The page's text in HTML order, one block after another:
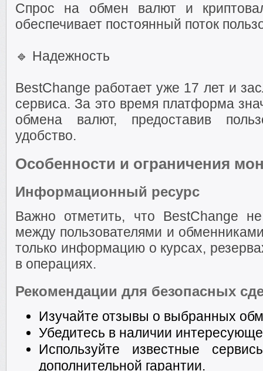
Спрос на обмен валют и
обеспечивает постоянный поток
🔹 Надежность
BestChange работает уже 17 лет и
сервиса. За это время платформа
обмена валют, предоставив
удобство.
Особенности и ограничения
Информационный ресурс
Важно отметить, что BestChange
между пользователями и
только информацию о курсах,
в операциях.
Рекомендации для безопасных
Изучайте отзывы о выбранных
Убедитесь в наличии
Используйте известные
дополнительной гарантии.